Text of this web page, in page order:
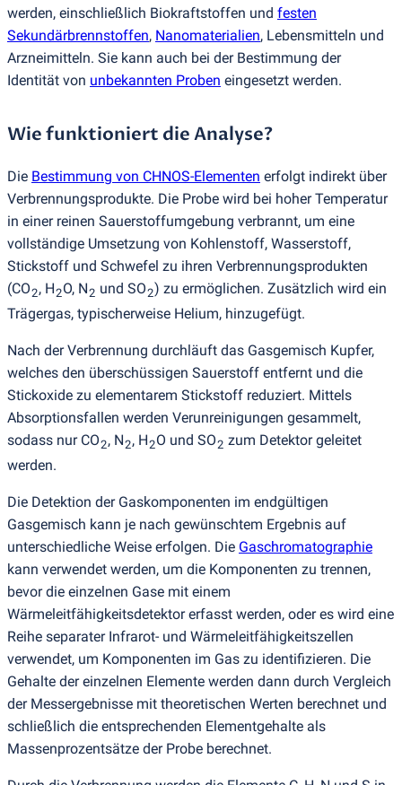
werden, einschließlich Biokraftstoffen und festen
Sekundärbrennstoffen, Nanomaterialien, Lebensmitteln und
Arzneimitteln. Sie kann auch bei der Bestimmung der
Identität von unbekannten Proben eingesetzt werden.
Wie funktioniert die Analyse?
Die Bestimmung von CHNOS-Elementen erfolgt indirekt über
Verbrennungsprodukte. Die Probe wird bei hoher Temperatur
in einer reinen Sauerstoffumgebung verbrannt, um eine
vollständige Umsetzung von Kohlenstoff, Wasserstoff,
Stickstoff und Schwefel zu ihren Verbrennungsprodukten
(CO2, H2O, N2 und SO2) zu ermöglichen. Zusätzlich wird ein
Trägergas, typischerweise Helium, hinzugefügt.
Nach der Verbrennung durchläuft das Gasgemisch Kupfer,
welches den überschüssigen Sauerstoff entfernt und die
Stickoxide zu elementarem Stickstoff reduziert. Mittels
Absorptionsfallen werden Verunreinigungen gesammelt,
sodass nur CO2, N2, H2O und SO2 zum Detektor geleitet
werden.
Die Detektion der Gaskomponenten im endgültigen
Gasgemisch kann je nach gewünschtem Ergebnis auf
unterschiedliche Weise erfolgen. Die Gaschromatographie
kann verwendet werden, um die Komponenten zu trennen,
bevor die einzelnen Gase mit einem
Wärmeleitfähigkeitsdetektor erfasst werden, oder es wird eine
Reihe separater Infrarot- und Wärmeleitfähigkeitszellen
verwendet, um Komponenten im Gas zu identifizieren. Die
Gehalte der einzelnen Elemente werden dann durch Vergleich
der Messergebnisse mit theoretischen Werten berechnet und
schließlich die entsprechenden Elementgehalte als
Massenprozentsätze der Probe berechnet.